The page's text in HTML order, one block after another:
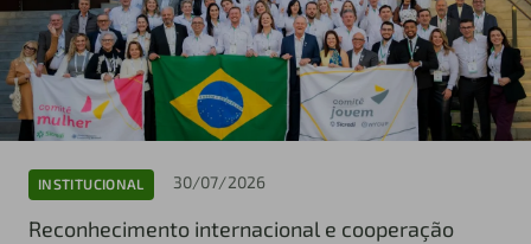
INSTITUCIONAL 30/07/2026
Reconhecimento internacional e cooperação